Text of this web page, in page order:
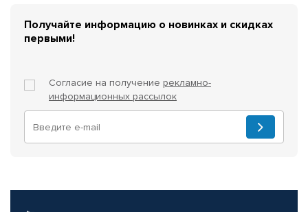
Получайте информацию о новинках и скидках
первыми!
Согласие на получение рекламно-
информационных рассылок